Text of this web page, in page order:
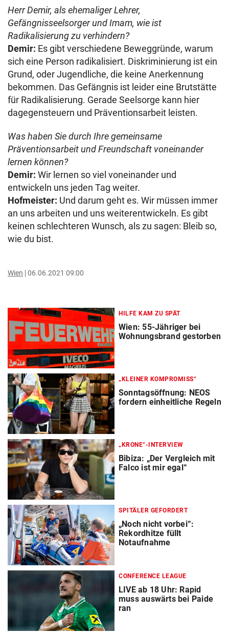
Herr Demir, als ehemaliger Lehrer,
Gefängnisseelsorger und Imam, wie ist
Radikalisierung zu verhindern?
Demir: Es gibt verschiedene Beweggründe, warum
sich eine Person radikalisiert. Diskriminierung ist ein
Grund, oder Jugendliche, die keine Anerkennung
bekommen. Das Gefängnis ist leider eine Brutstätte
für Radikalisierung. Gerade Seelsorge kann hier
dagegensteuern und Präventionsarbeit leisten.
Was haben Sie durch Ihre gemeinsame
Präventionsarbeit und Freundschaft voneinander
lernen können?
Demir: Wir lernen so viel voneinander und
entwickeln uns jeden Tag weiter.
Hofmeister: Und darum geht es. Wir müssen immer
an uns arbeiten und uns weiterentwickeln. Es gibt
keinen schlechteren Wunsch, als zu sagen: Bleib so,
wie du bist.
Wien 06.06.2021 09:00
HILFE KAM ZU SPÄT
Wien: 55-Jähriger bei
Wohnungsbrand gestorben
„KLEINER KOMPROMISS“
Sonntagsöffnung: NEOS
fordern einheitliche Regeln
„KRONE“-INTERVIEW
Bibiza: „Der Vergleich mit
Falco ist mir egal“
SPITÄLER GEFORDERT
„Noch nicht vorbei“:
Rekordhitze füllt
Notaufnahme
CONFERENCE LEAGUE
LIVE ab 18 Uhr: Rapid
muss auswärts bei Paide
ran